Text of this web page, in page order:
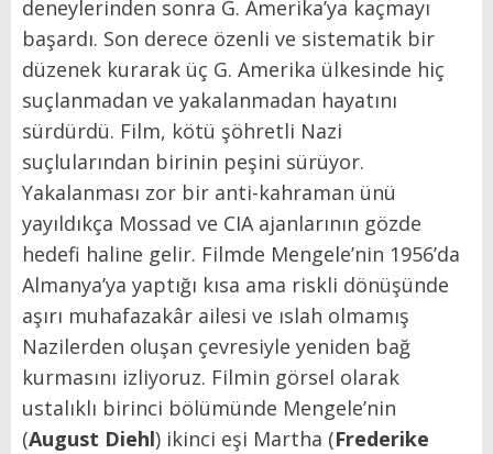
deneylerinden sonra G. Amerika’ya kaçmayı
başardı. Son derece özenli ve sistematik bir
düzenek kurarak üç G. Amerika ülkesinde hiç
suçlanmadan ve yakalanmadan hayatını
sürdürdü. Film, kötü şöhretli Nazi
suçlularından birinin peşini sürüyor.
Yakalanması zor bir anti-kahraman ünü
yayıldıkça Mossad ve CIA ajanlarının gözde
hedefi haline gelir. Filmde Mengele’nin 1956’da
Almanya’ya yaptığı kısa ama riskli dönüşünde
aşırı muhafazakâr ailesi ve ıslah olmamış
Nazilerden oluşan çevresiyle yeniden bağ
kurmasını izliyoruz. Filmin görsel olarak
ustalıklı birinci bölümünde Mengele’nin
(August Diehl) ikinci eşi Martha (Frederike